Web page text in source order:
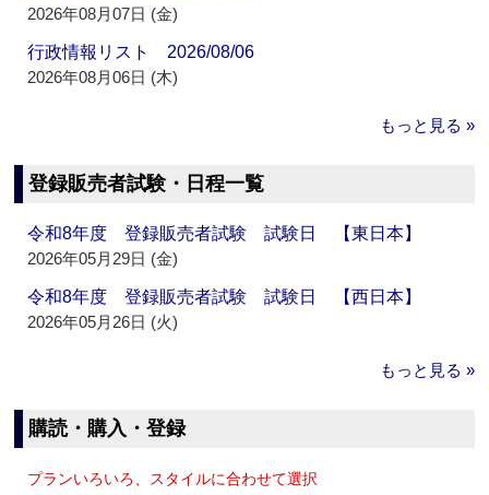
2026年08月07日 (金)
行政情報リスト 2026/08/06
2026年08月06日 (木)
もっと見る »
登録販売者試験・日程一覧
令和8年度 登録販売者試験 試験日 【東日本】
2026年05月29日 (金)
令和8年度 登録販売者試験 試験日 【西日本】
2026年05月26日 (火)
もっと見る »
購読・購入・登録
プランいろいろ、スタイルに合わせて選択